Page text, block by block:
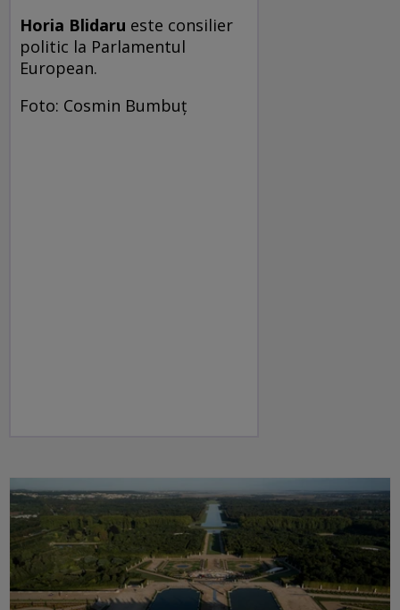
Horia Blidaru este consilier
politic la Parlamentul
European.
Foto: Cosmin Bumbuț